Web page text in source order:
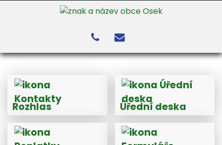
Rozhlas Úřední deska